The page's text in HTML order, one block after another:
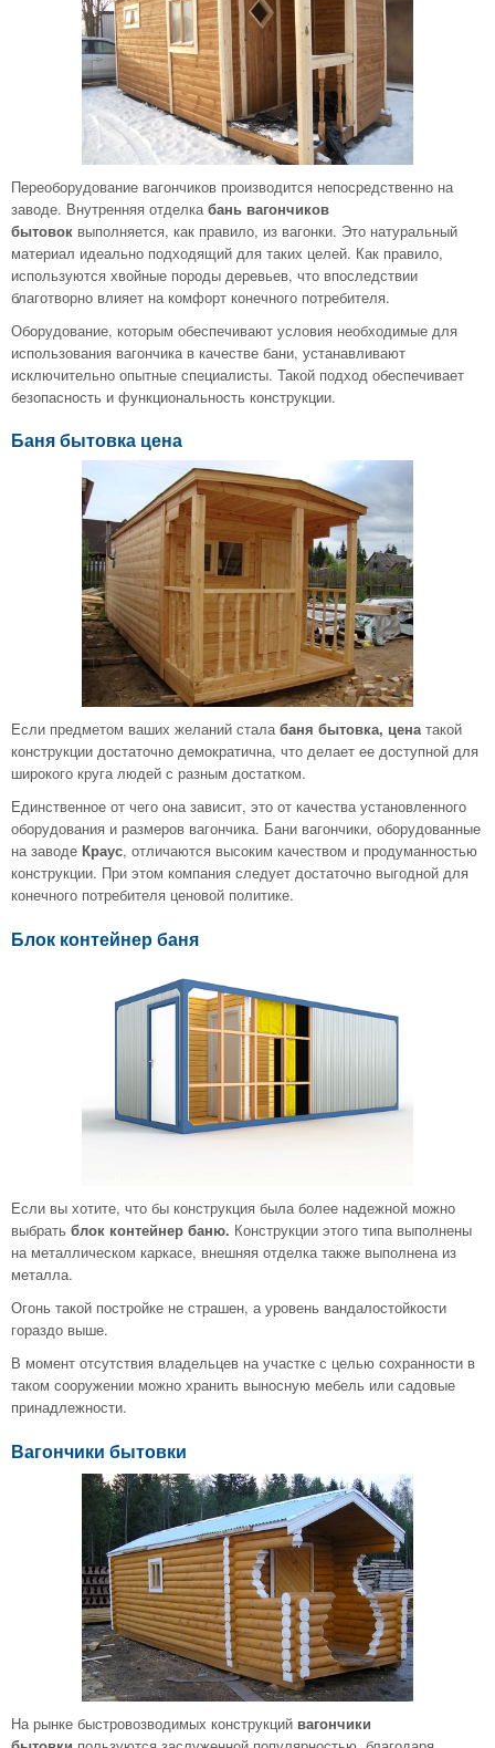
Переоборудование вагончиков производится непосредственно на
заводе. Внутренняя отделкабань вагончиков
бытовок выполняется, как правило, из вагонки. Это натуральный
материал идеально подходящий для таких целей. Как правило,
используются хвойные породы деревьев, что впоследствии
благотворно влияет на комфорт конечного потребителя.
Оборудование, которым обеспечивают условия необходимые для
использования вагончика в качестве бани, устанавливают
исключительно опытные специалисты. Такой подход обеспечивает
безопасность и функциональность конструкции.
Баня бытовка цена
Если предметом ваших желаний сталабаня бытовка, ценатакой
конструкции достаточно демократична, что делает ее доступной для
широкого круга людей с разным достатком.
Единственное от чего она зависит, это от качества установленного
оборудования и размеров вагончика. Бани вагончики, оборудованные
на заводе Краус, отличаются высоким качеством и продуманностью
конструкции. При этом компания следует достаточно выгодной для
конечного потребителя ценовой политике.
Блок контейнер баня
Если вы хотите, что бы конструкция была более надежной можно
выбрать блок контейнер баню. Конструкции этого типа выполнены
на металлическом каркасе, внешняя отделка также выполнена из
металла.
Огонь такой постройке не страшен, а уровень вандалостойкости
гораздо выше.
В момент отсутствия владельцев на участке с целью сохранности в
таком сооружении можно хранить выносную мебель или садовые
принадлежности.
Вагончики бытовки
На рынке быстровозводимых конструкций вагончики